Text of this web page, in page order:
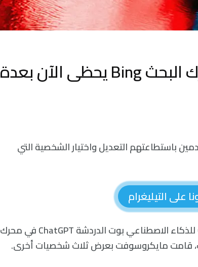
بوت الدردشة الخاص بمحرك البحث Bing يحظى الآن بعدة
باستطاعتهم التعديل واختيار الشخصية التي
على التيليغرام
بينما يتجادل البعض عن تقديم شركة OpenAI للذكاء الاصطناعي بوت الدردشة ChatGPT في محرك